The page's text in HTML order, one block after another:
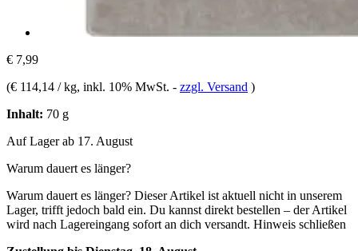
€ 7,99
(€ 114,14 / kg, inkl. 10% MwSt. - zzgl. Versand )
Inhalt: 70 g
Auf Lager ab 17. August
Warum dauert es länger?
Warum dauert es länger? Dieser Artikel ist aktuell nicht in unserem
Lager, trifft jedoch bald ein. Du kannst direkt bestellen – der Artikel
wird nach Lagereingang sofort an dich versandt. Hinweis schließen